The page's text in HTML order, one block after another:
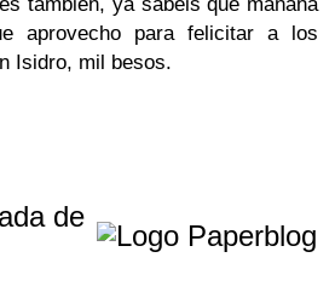
aprovecho para felicitar a los
Isidro, mil besos.
de